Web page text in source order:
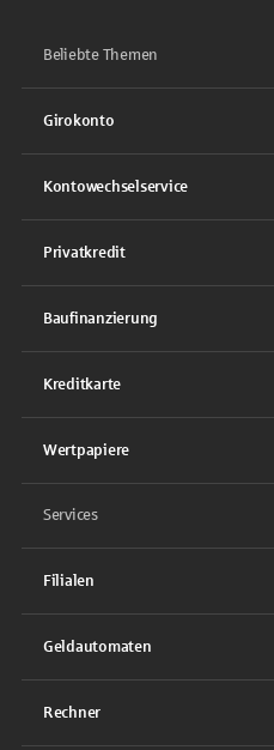
Beliebte Themen
Girokonto
Kontowechselservice
Privatkredit
Baufinanzierung
Kreditkarte
Wertpapiere
Services
Filialen
Geldautomaten
Rechner